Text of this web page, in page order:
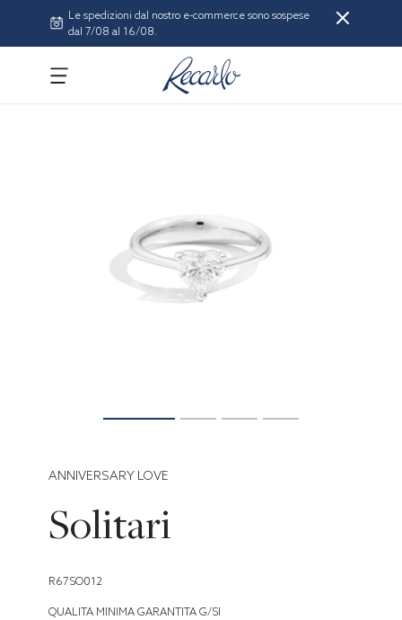
Le spedizioni dal nostro e-commerce sono sospese
dal 7/08 al 16/08.
ANNIVERSARY LOVE
Solitari
R67SO012
QUALITA MINIMA GARANTITA G/SI